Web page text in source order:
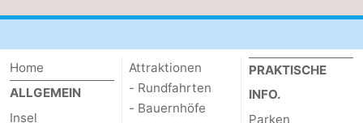
und
trinken
Veranstaltungen
Praktisch
Forum
Home
ALLGEMEIN
Insel
Attraktionen
- Rundfahrten
- Bauernhöfe
PRAKTISCHE
INFO.
Parken